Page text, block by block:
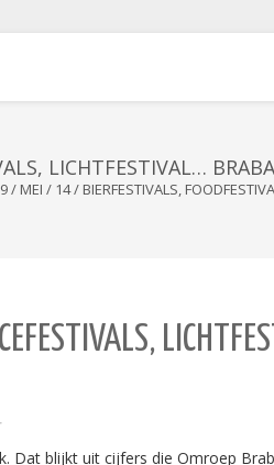
LICHTFESTIVAL…
/ MEI / 14/ BIERFESTIVALS,
Dat blijkt uit cijfers die Omroep